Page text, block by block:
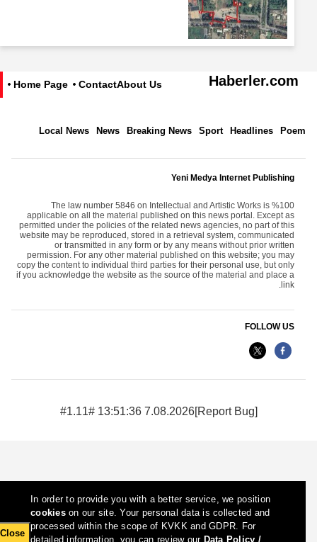
Haberler.com
About Us
Contact
Home Page
Poem
Headlines
Sport
Breaking News
News
Local News
Yeni Medya Internet Publishing
The law number 5846 on Intellectual and Artistic Works is %100
applicable on all the material published on this news portal. Except as
permitted under the policies of the related news agencies, no part of this
website may be reproduced, stored in a retrieval system, communicated
or transmitted in any form or by any means without prior written
permission. For any other material published on this website; you may
copy the content to individual third parties for their personal use, but only
if you acknowledge the website as the source of the material and place a
link.
FOLLOW US
7.08.2026 13:51:36 #1.11#
In order to provide you with a better service, we position
cookieson our site. Your personal data is collected and
processed within the scope of KVKK and GDPR. For
detailed information, you can review ourData Policy /
Close